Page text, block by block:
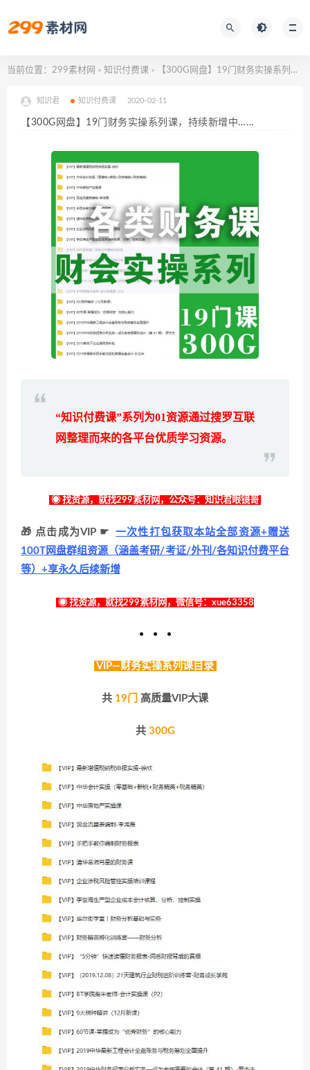
当前位置： 299素材网 > 知识付费课 > 【300G网盘】19门财务实操系列课，持续新增中……
知识君 知识付费课 2020-02-11
【300G网盘】19门财务实操系列课，持续新增中……
“知识付费课”系列为01资源通过搜罗互联
网整理而来的各平台优质学习资源。
◉ 找资源，就找299素材网，公众号：知识君眼镜哥
🎁 点击成为VIP ☛
一次性打包获取本站全部资源+赠送
100T网盘群组资源（涵盖考研/考证/外刊/各知识付费平台
等）+享永久后续新增
◉ 找资源，就找299素材网，微信号：xue63358
VIP—财务实操系列课目录
共 19门 高质量VIP大课
共 300G